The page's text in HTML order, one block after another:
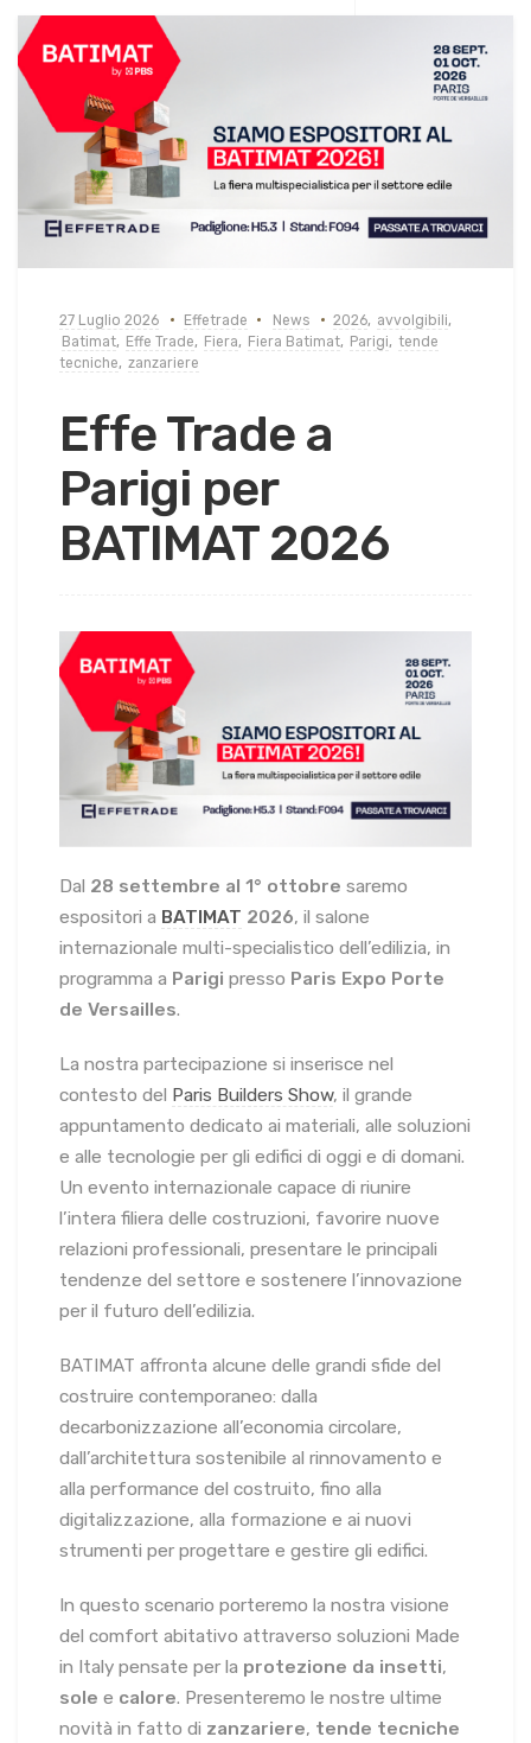
27 Luglio 2026 Effetrade News 2026, avvolgibili,
Batimat, Effe Trade, Fiera, Fiera Batimat, Parigi, tende
tecniche, zanzariere
Effe Trade a
Parigi per
BATIMAT 2026
Dal 28 settembre al 1° ottobre saremo
espositori a BATIMAT 2026, il salone
internazionale multi-specialistico dell’edilizia, in
programma a Parigi presso Paris Expo Porte
de Versailles.
La nostra partecipazione si inserisce nel
contesto del
Paris Builders Show, il grande
appuntamento dedicato ai materiali, alle soluzioni
e alle tecnologie per gli edifici di oggi e di domani.
Un evento internazionale capace di riunire
l’intera filiera delle costruzioni, favorire nuove
relazioni professionali, presentare le principali
tendenze del settore e sostenere l’innovazione
per il futuro dell’edilizia.
BATIMAT affronta alcune delle grandi sfide del
costruire contemporaneo: dalla
decarbonizzazione all’economia circolare,
dall’architettura sostenibile al rinnovamento e
alla performance del costruito, fino alla
digitalizzazione, alla formazione e ai nuovi
strumenti per progettare e gestire gli edifici.
In questo scenario porteremo la nostra visione
del comfort abitativo attraverso soluzioni Made
in Italy pensate per la protezione da insetti,
sole e calore. Presenteremo le nostre ultime
novità in fatto di zanzariere, tende tecniche